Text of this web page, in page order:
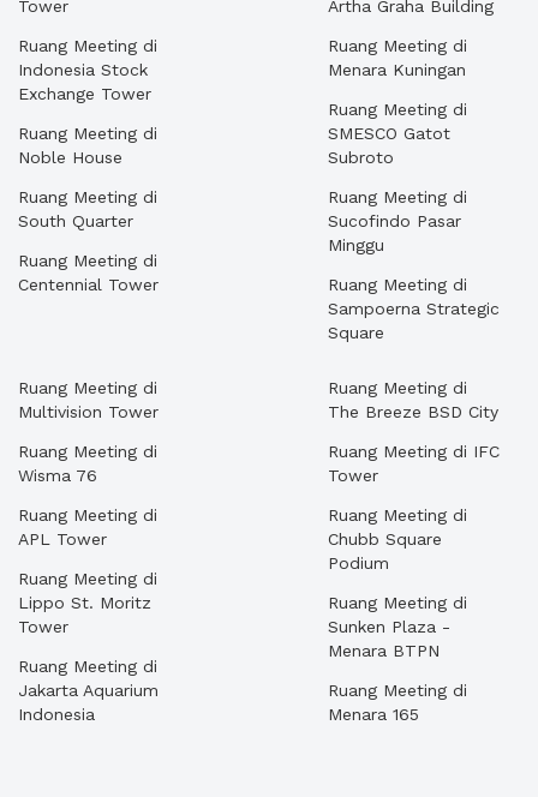
Tower
Ruang Meeting di
Indonesia Stock
Exchange Tower
Ruang Meeting di
Noble House
Ruang Meeting di
South Quarter
Ruang Meeting di
Centennial Tower
Artha Graha Building
Ruang Meeting di
Menara Kuningan
Ruang Meeting di
SMESCO Gatot
Subroto
Ruang Meeting di
Sucofindo Pasar
Minggu
Ruang Meeting di
Sampoerna Strategic
Square
Ruang Meeting di
Multivision Tower
Ruang Meeting di
Wisma 76
Ruang Meeting di
APL Tower
Ruang Meeting di
Lippo St. Moritz
Tower
Ruang Meeting di
Jakarta Aquarium
Indonesia
Ruang Meeting di
The Breeze BSD City
Ruang Meeting di IFC
Tower
Ruang Meeting di
Chubb Square
Podium
Ruang Meeting di
Sunken Plaza -
Menara BTPN
Ruang Meeting di
Menara 165